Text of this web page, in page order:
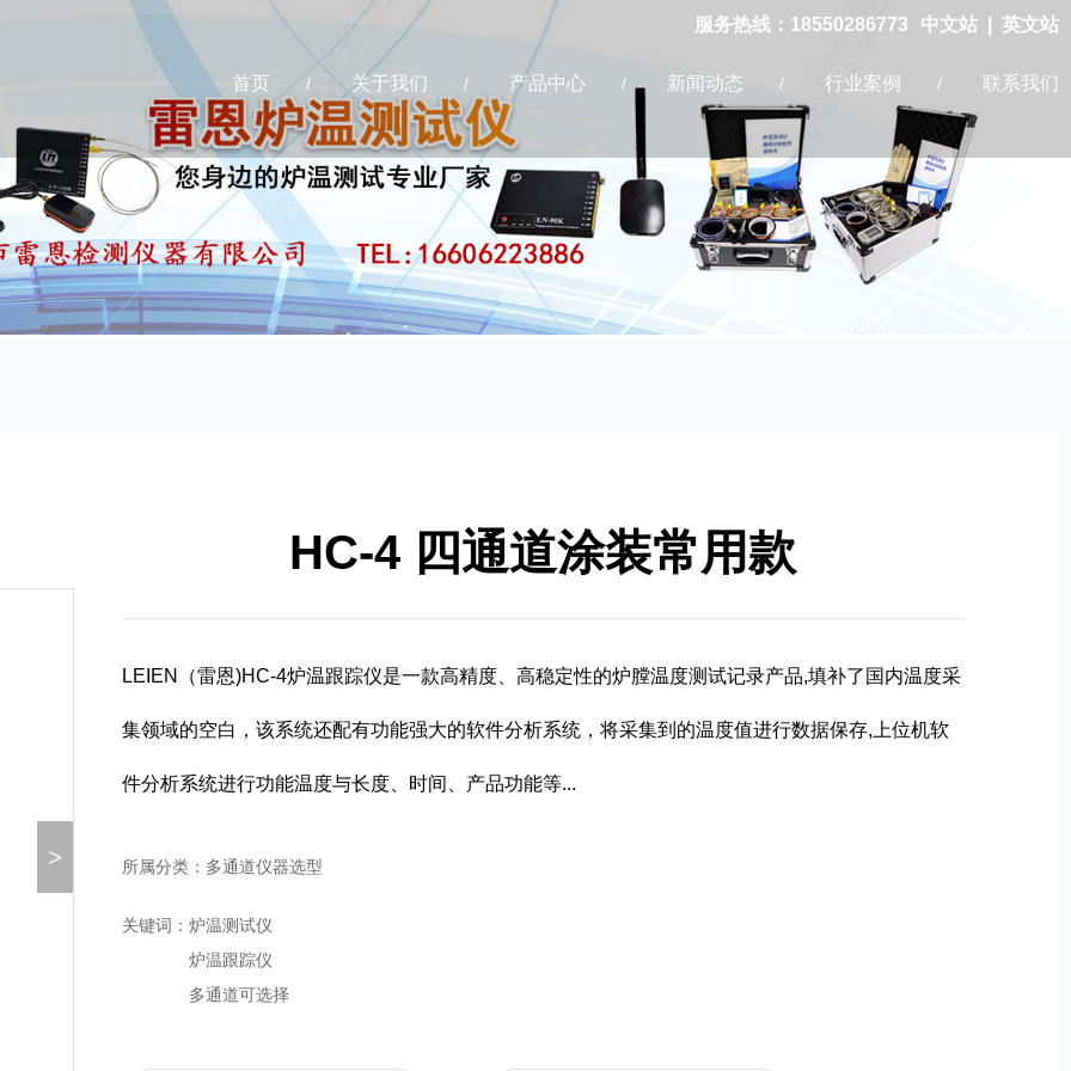
服务热线：18550286773 中文站 英文站
首页 / 关于我们 / 产品中心 / 新闻动态 / 行业案例 / 联系我们
>
HC-4 四通道涂装常用款
LEIEN（雷恩)HC-4炉温跟踪仪是一款高精度、高稳定性的炉膛温度测试记录产品,填补了国内温度采
集领域的空白，该系统还配有功能强大的软件分析系统，将采集到的温度值进行数据保存,上位机软
件分析系统进行功能温度与长度、时间、产品功能等...
所属分类：多通道仪器选型
关键词： 炉温测试仪
炉温跟踪仪
多通道可选择